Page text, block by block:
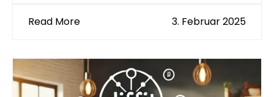
Read More 3. Februar 2025